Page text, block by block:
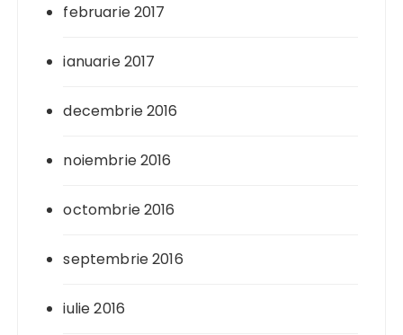
februarie 2017
ianuarie 2017
decembrie 2016
noiembrie 2016
octombrie 2016
septembrie 2016
iulie 2016